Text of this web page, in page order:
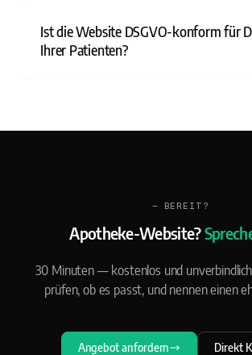
Ist die Website DSGVO-konform für
Ihrer Patienten?
— BEREIT?
Apotheke-Website?
30 Minuten — kostenlos und
prüfen, ob es passt, und nennen einen
Angebot anfordern Direkt